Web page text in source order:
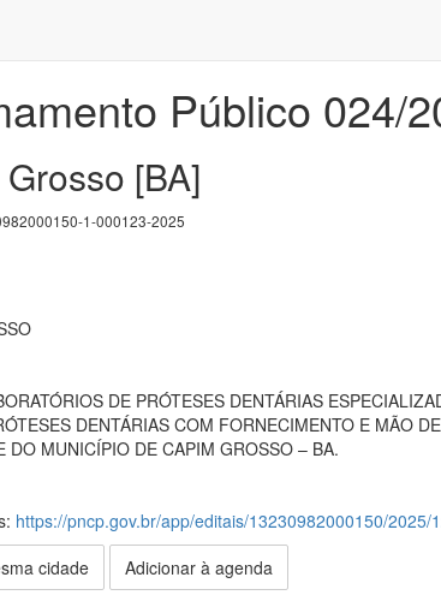
Público 024/
[BA]
1-000123-2025
DE PRÓTESES DENTÁRIAS
DENTÁRIAS COM FORNECIMENTO E MÃO
DO MUNICÍPIO DE CAPIM GROSSO – BA.
https://pncp.gov.br/app/editais/13230982000150/2025/
cidade Adicionar à agenda